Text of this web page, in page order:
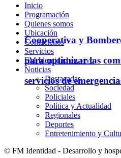
Cooperativa y
para optimizar las
servicios de
Inicio
Programación
Quienes somos
Ubicación
Contáctenos
Servicios
FM Identidad en vivo
Noticias
Destacadas
Sociedad
Policiales
Política y Actualidad
Regionales
Deportes
Entretenimiento y
© FM Identidad - Desarrollo y